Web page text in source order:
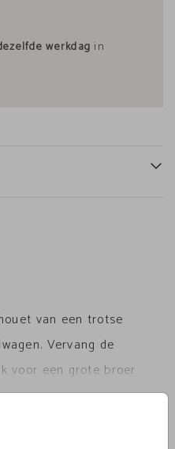
werkdag in
van een trotse
Vervang de
voor een grote broer
kun je heel